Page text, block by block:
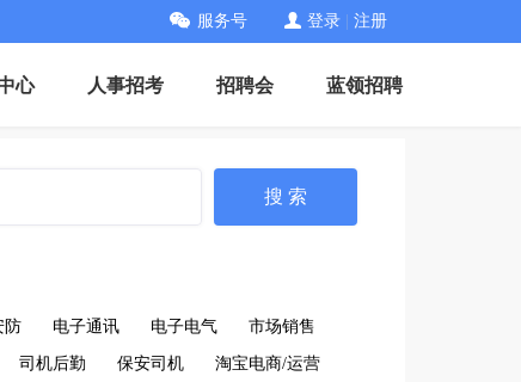
服务号 登录 注册
心 人事招考 招聘会 蓝领招聘
搜 索
防 电子通讯 电子电气 市场销售
司机后勤 保安司机 淘宝电商/运营